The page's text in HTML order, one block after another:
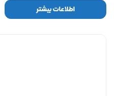
اطلاعات بیشتر